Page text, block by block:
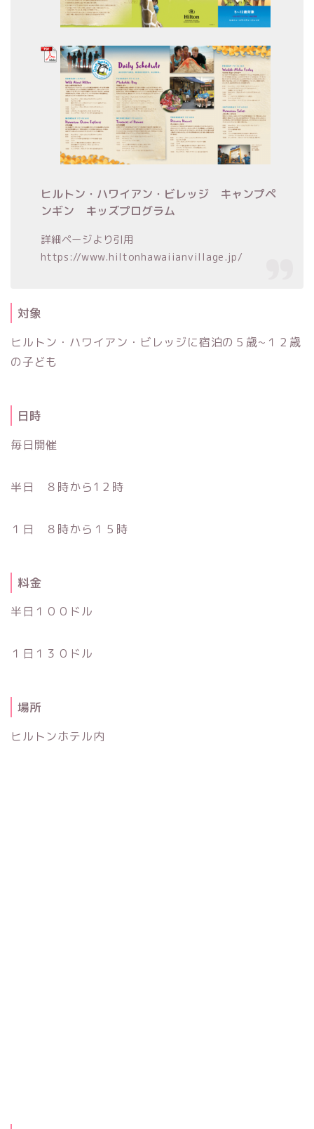
ヒルトン・ハワイアン・ビレッジ キャンプペ
ンギン キッズプログラム
詳細ページより引用
https://www.hiltonhawaiianvillage.jp/
対象
ヒルトン・ハワイアン・ビレッジに宿泊の５歳~１２歳
の子ども
日時
毎日開催
半日 ８時から1２時
１日 ８時から１５時
料金
半日１００ドル
１日１３０ドル
場所
ヒルトンホテル内